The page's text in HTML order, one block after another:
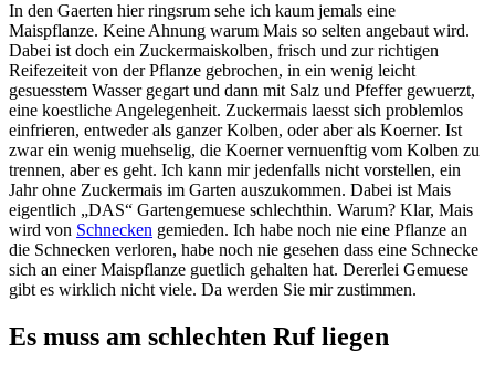
In den Gaerten hier ringsrum sehe ich kaum jemals eine
Maispflanze. Keine Ahnung warum Mais so selten angebaut wird.
Dabei ist doch ein Zuckermaiskolben, frisch und zur richtigen
Reifezeiteit von der Pflanze gebrochen, in ein wenig leicht
gesuesstem Wasser gegart und dann mit Salz und Pfeffer gewuerzt,
eine koestliche Angelegenheit. Zuckermais laesst sich problemlos
einfrieren, entweder als ganzer Kolben, oder aber als Koerner. Ist
zwar ein wenig muehselig, die Koerner vernuenftig vom Kolben zu
trennen, aber es geht. Ich kann mir jedenfalls nicht vorstellen, ein
Jahr ohne Zuckermais im Garten auszukommen. Dabei ist Mais
eigentlich „DAS“ Gartengemuese schlechthin. Warum? Klar, Mais
wird von Schnecken gemieden. Ich habe noch nie eine Pflanze an
die Schnecken verloren, habe noch nie gesehen dass eine Schnecke
sich an einer Maispflanze guetlich gehalten hat. Dererlei Gemuese
gibt es wirklich nicht viele. Da werden Sie mir zustimmen.
Es muss am schlechten Ruf liegen